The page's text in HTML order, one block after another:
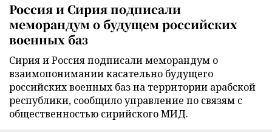
Россия и Сирия подписали
меморандум о будущем российских
военных баз
Сирия и Россия подписали меморандум о
взаимопонимании касательно будущего
российских военных баз на территории арабской
республики, сообщило управление по связям с
общественностью сирийского МИД.